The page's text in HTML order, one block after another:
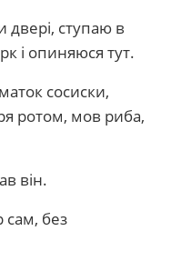
двері, ступаю в
і опиняюся тут.
сосиски,
ротом, мов риба,
він.
сам, без